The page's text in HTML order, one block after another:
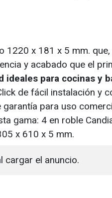
1220 x 181 x 5 mm.
y acabado que el
ideales para cocinas y
de fácil instalación y
para uso
gama: 4 en roble
x 610 x 5 mm.
cargar el anuncio.